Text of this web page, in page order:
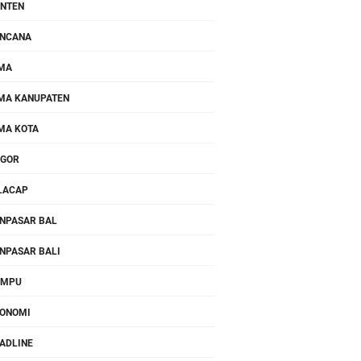
KANUPATEN
KOTA
BAL
BALI